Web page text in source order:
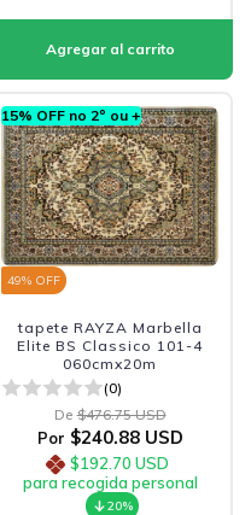
15% OFF no 2º ou +
49% OFF
tapete RAYZA Marbella
Elite BS Classico 101-4
060cmx20m
(0)
De $476.75 USD
Por $240.88 USD
$192.70 USD
para recogida personal
20%